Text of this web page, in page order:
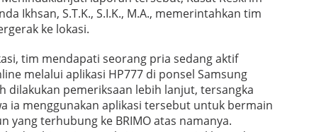
Ikhsan, S.T.K., S.I.K., M.A., memerintahkan tim
ke lokasi.
tim mendapati seorang pria sedang aktif
melalui aplikasi HP777 di ponsel Samsung
dilakukan pemeriksaan lebih lanjut, tersangka
ia menggunakan aplikasi tersebut untuk bermain
yang terhubung ke BRIMO atas namanya.